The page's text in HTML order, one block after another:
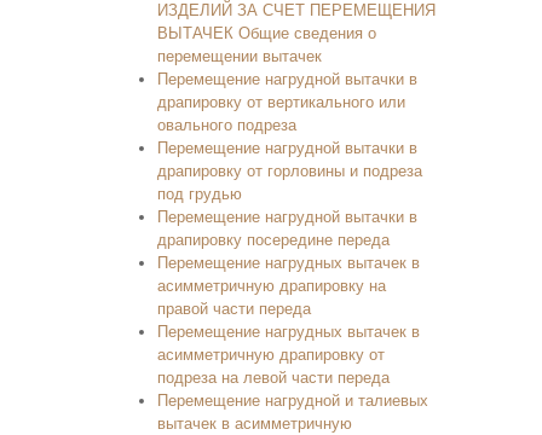
ИЗДЕЛИЙ ЗА СЧЕТ ПЕРЕМЕЩЕНИЯ
ВЫТАЧЕК Общие сведения о
перемещении вытачек
Перемещение нагрудной вытачки в
драпировку от вертикального или
овального подреза
Перемещение нагрудной вытачки в
драпировку от горловины и подреза
под грудью
Перемещение нагрудной вытачки в
драпировку посередине переда
Перемещение нагрудных вытачек в
асимметричную драпировку на
правой части переда
Перемещение нагрудных вытачек в
асимметричную драпировку от
подреза на левой части переда
Перемещение нагрудной и талиевых
вытачек в асимметричную